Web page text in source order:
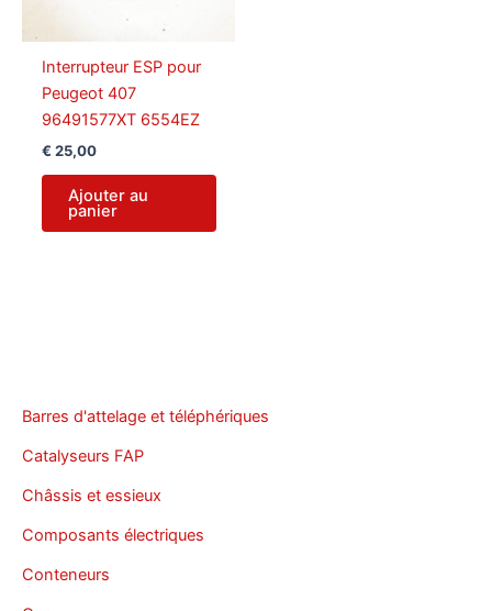
Barres d'attelage et téléphériques
Catalyseurs FAP
Châssis et essieux
Composants électriques
Conteneurs
Interrupteur ESP pour
Peugeot 407
96491577XT 6554EZ
€ 25,00
Ajouter au
panier